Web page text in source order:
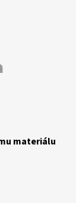
materiálu